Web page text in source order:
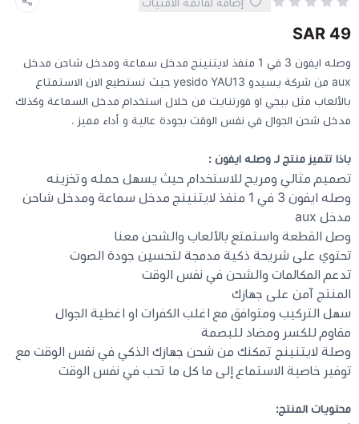
كيبوردات
الكابلات والمحولات
شنط لابتوب - كمبيوتر
أجهزة الشبكة والراوترات
وصلات الوسائط و موزع يو اس بي Hub
إضافة لقائمة الأمنيات
49 SAR
وصله ايفون 3 في 1 منفذ لايتنينج مدخل سماعة ومدخل شاحن مدخل
aux من شركة يسيدو yesido YAU13 حيث تستطيع الان الاستمتاع
بالألعاب مثل ببجي او فورتنايت من خلال استخدام مدخل السماعة وكذلك
مدخل شحن الجوال في نفس الوقت بجودة عالية و أداء مميز .
باذا تتميز منتج لـ وصله ايفون :
تصميم مثالي ومريح للاستخدام حيث يسهل حمله وتخزينه
وصله ايفون 3 في 1 منفذ لايتنينج مدخل سماعة ومدخل شاحن
مدخل aux
وصل القطعة واستمتع بالألعاب والشحن معنا
تحتوي على شريحة ذكية مدمجة لتحسين جودة الصوت
تدعم المكالمات والشحن في نفس الوقت
المنتج آمن على جهازك
سهل التركيب ومتوافق مع اغلب الكفرات او اغطية الجوال
مقاوم للكسر ومضاد للبصمة
وصلة لايتنينج تمكنك من شحن جهازك الذكي في نفس الوقت مع
توفير خاصية الاستماع إلى ما كل ما تحب في نفس الوقت
محتويات المنتج: